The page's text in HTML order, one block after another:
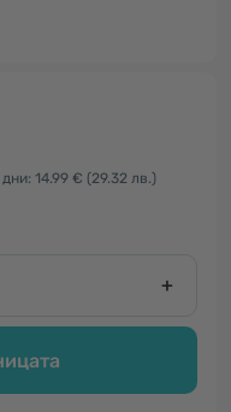
14.99 € (29.32 лв.)
+